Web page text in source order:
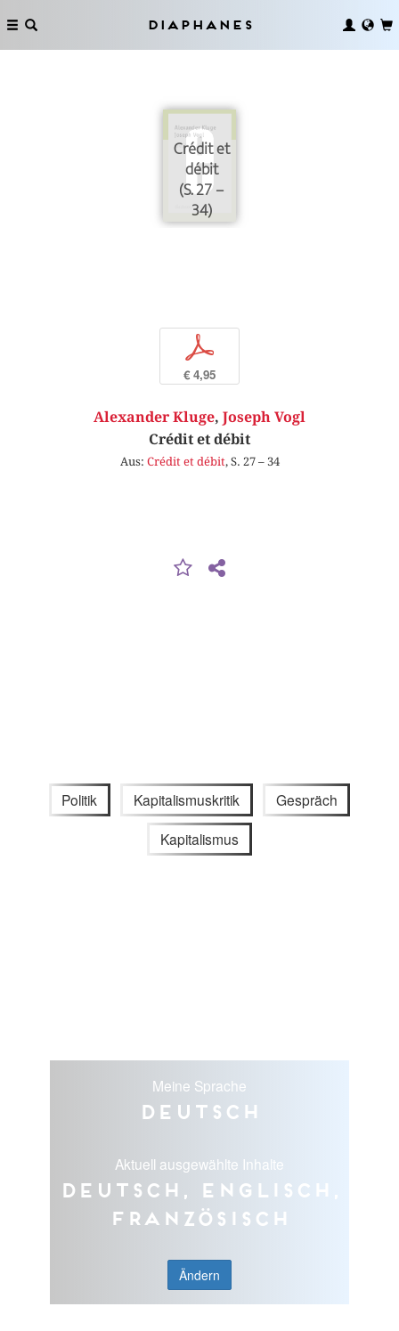
Diaphanes
Crédit et
débit
(S. 27 –
34)
p
€ 4,95
Alexander Kluge, Joseph Vogl
Crédit et débit
Aus: Crédit et débit, S. 27 – 34
Politik Kapitalismuskritik Gespräch
Kapitalismus
Meine Sprache
Deutsch
Aktuell ausgewählte Inhalte
Deutsch, Englisch,
Französisch
Ändern